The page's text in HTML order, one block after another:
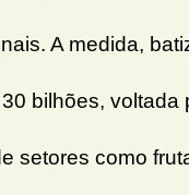
A medida,
bilhões,
setores como